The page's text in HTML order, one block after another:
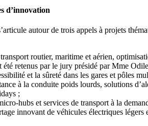
d’innovation
autour de trois appels à projets
routier, maritime et aérien,
retenus par le jury présidé par Mme
et la sûreté dans les gares et pôles
à la conduite poids lourds, solutions
;
hubs et services de transport à la
innovant de véhicules électriques